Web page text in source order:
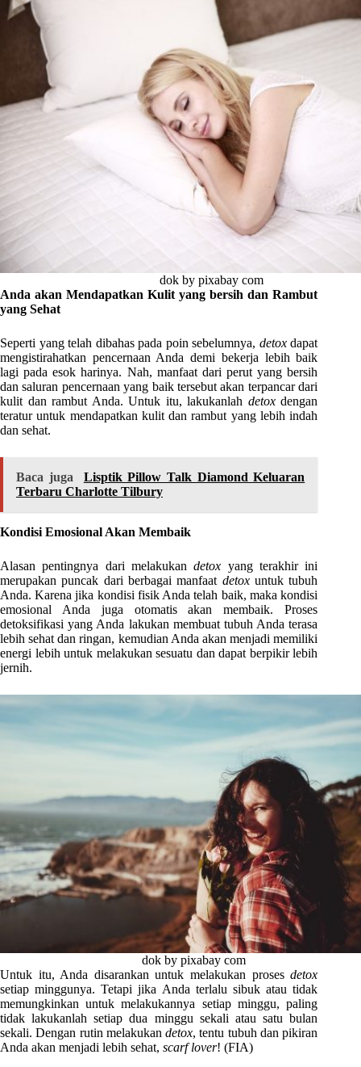
dok by pixabay com
Anda akan Mendapatkan Kulit yang bersih dan Rambut
yang Sehat
Seperti yang telah dibahas pada poin sebelumnya, detoxdapat
mengistirahatkan pencernaan Anda demi bekerja lebih baik
lagi pada esok harinya. Nah, manfaat dari perut yang bersih
dan saluran pencernaan yang baik tersebut akan terpancar dari
kulit dan rambut Anda. Untuk itu, lakukanlah detoxdengan
teratur untuk mendapatkan kulit dan rambut yang lebih indah
dan sehat.
Baca juga
Lisptik Pillow Talk Diamond Keluaran
Terbaru Charlotte Tilbury
Kondisi Emosional Akan Membaik
Alasan pentingnya dari melakukandetox yang terakhir ini
merupakan puncak dari berbagai manfaat detoxuntuk tubuh
Anda. Karena jika kondisi fisik Anda telah baik, maka kondisi
emosional Anda juga otomatis akan membaik. Proses
detoksifikasi yang Anda lakukan membuat tubuh Anda terasa
lebih sehat dan ringan, kemudian Anda akan menjadi memiliki
energi lebih untuk melakukan sesuatu dan dapat berpikir lebih
jernih.
dok by pixabay com
Untuk itu, Anda disarankan untuk melakukan prosesdetox
setiap minggunya. Tetapi jika Anda terlalu sibuk atau tidak
memungkinkan untuk melakukannya setiap minggu, paling
tidak lakukanlah setiap dua minggu sekali atau satu bulan
sekali. Dengan rutin melakukandetox, tentu tubuh dan pikiran
Anda akan menjadi lebih sehat, scarf lover! (FIA)